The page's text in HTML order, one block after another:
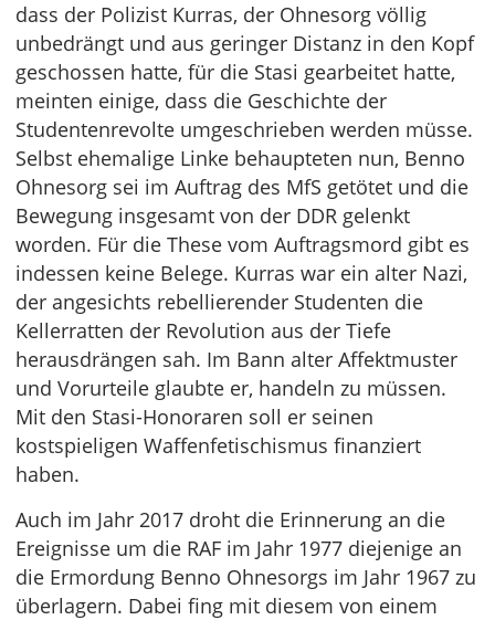
dass der Polizist Kurras, der Ohnesorg völlig
unbedrängt und aus geringer Distanz in den Kopf
geschossen hatte, für die Stasi gearbeitet hatte,
meinten einige, dass die Geschichte der
Studentenrevolte umgeschrieben werden müsse.
Selbst ehemalige Linke behaupteten nun, Benno
Ohnesorg sei im Auftrag des MfS getötet und die
Bewegung insgesamt von der DDR gelenkt
worden. Für die These vom Auftragsmord gibt es
indessen keine Belege. Kurras war ein alter Nazi,
der angesichts rebellierender Studenten die
Kellerratten der Revolution aus der Tiefe
herausdrängen sah. Im Bann alter Affektmuster
und Vorurteile glaubte er, handeln zu müssen.
Mit den Stasi-Honoraren soll er seinen
kostspieligen Waffenfetischismus finanziert
haben.
Auch im Jahr 2017 droht die Erinnerung an die
Ereignisse um die RAF im Jahr 1977 diejenige an
die Ermordung Benno Ohnesorgs im Jahr 1967 zu
überlagern. Dabei fing mit diesem von einem